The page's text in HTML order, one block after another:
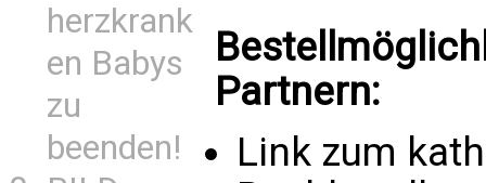
herzkrank
en Babys
zu
beenden!
Partnern:
Link zum